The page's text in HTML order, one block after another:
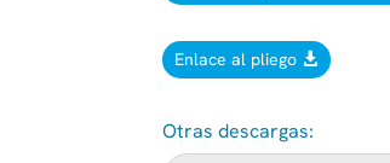
Enlace al pliego
Otras descargas: